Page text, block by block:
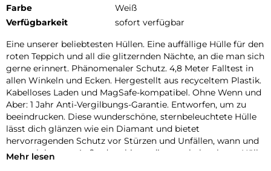
Farbe
Weiß
Verfügbarkeit
sofort verfügbar
Eine unserer beliebtesten Hüllen. Eine auffällige Hülle für den
roten Teppich und all die glitzernden Nächte, an die man sich
gerne erinnert. Phänomenaler Schutz. 4,8 Meter Falltest in
allen Winkeln und Ecken. Hergestellt aus recyceltem Plastik.
Kabelloses Laden und MagSafe-kompatibel. Ohne Wenn und
Aber: 1 Jahr Anti-Vergilbungs-Garantie. Entworfen, um zu
beeindrucken. Diese wunderschöne, sternbeleuchtete Hülle
lässt dich glänzen wie ein Diamant und bietet
hervorragenden Schutz vor Stürzen und Unfällen, wann und
wo auch immer. Außerdem bietet die sternbeleuchtete Hülle
Mehr lesen